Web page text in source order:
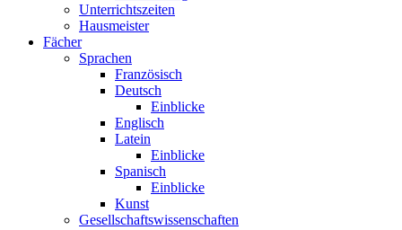
Unterrichtszeiten
Hausmeister
Fächer
Sprachen
Französisch
Deutsch
Einblicke
Englisch
Latein
Einblicke
Spanisch
Einblicke
Kunst
Gesellschaftswissenschaften